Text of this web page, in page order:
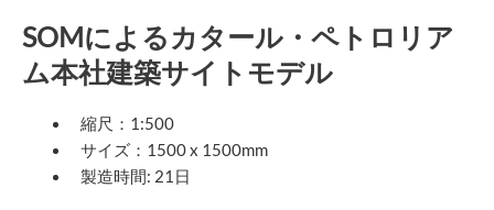
SOMによるカタール・ペトロリア
ム本社建築サイトモデル
縮尺：1:500
サイズ：1500 x 1500mm
製造時間: 21日